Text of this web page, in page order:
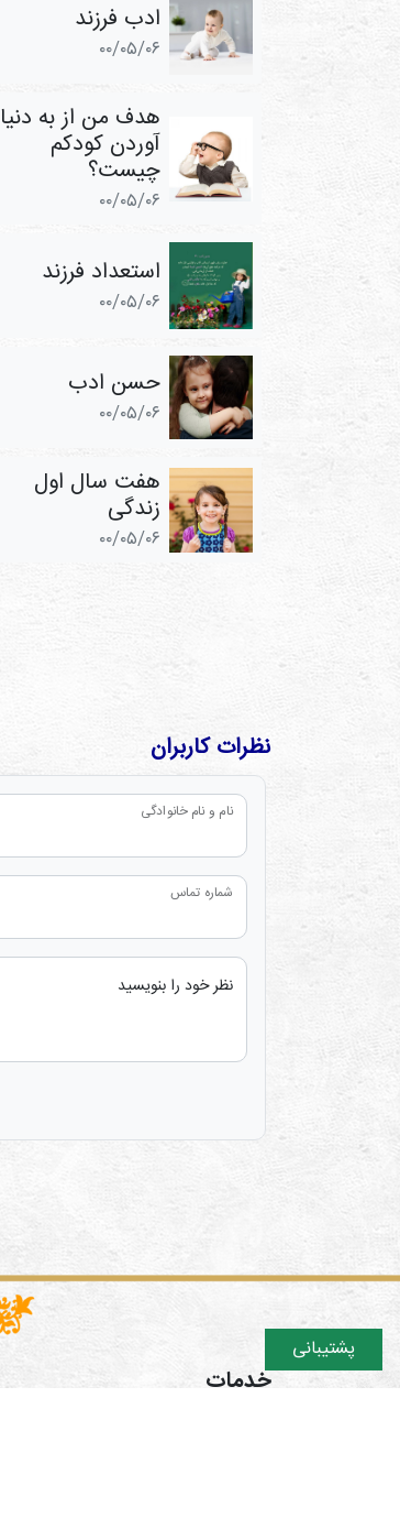
ادب فرزند
۰۰/۰۵/۰۶
هدف من از به ‌دنیا
‌آوردن کودکم
چیست؟
۰۰/۰۵/۰۶
استعداد فرزند
۰۰/۰۵/۰۶
حسن ادب
۰۰/۰۵/۰۶
هفت سال اول
زندگی
۰۰/۰۵/۰۶
نظرات کاربران
نام و نام خانوادگی
شماره تماس
نظر خود را بنویسید
خدمات
پشتیبانی